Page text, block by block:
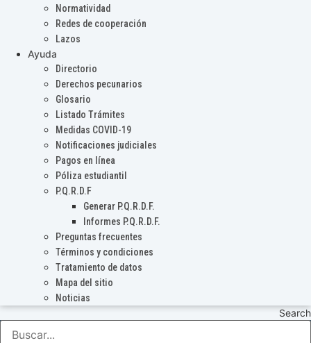
Normatividad
Redes de cooperación
Lazos
Ayuda
Directorio
Derechos pecunarios
Glosario
Listado Trámites
Medidas COVID-19
Notificaciones judiciales
Pagos en línea
Póliza estudiantil
P.Q.R.D.F
Generar P.Q.R.D.F.
Informes P.Q.R.D.F.
Preguntas frecuentes
Términos y condiciones
Tratamiento de datos
Mapa del sitio
Noticias
Search